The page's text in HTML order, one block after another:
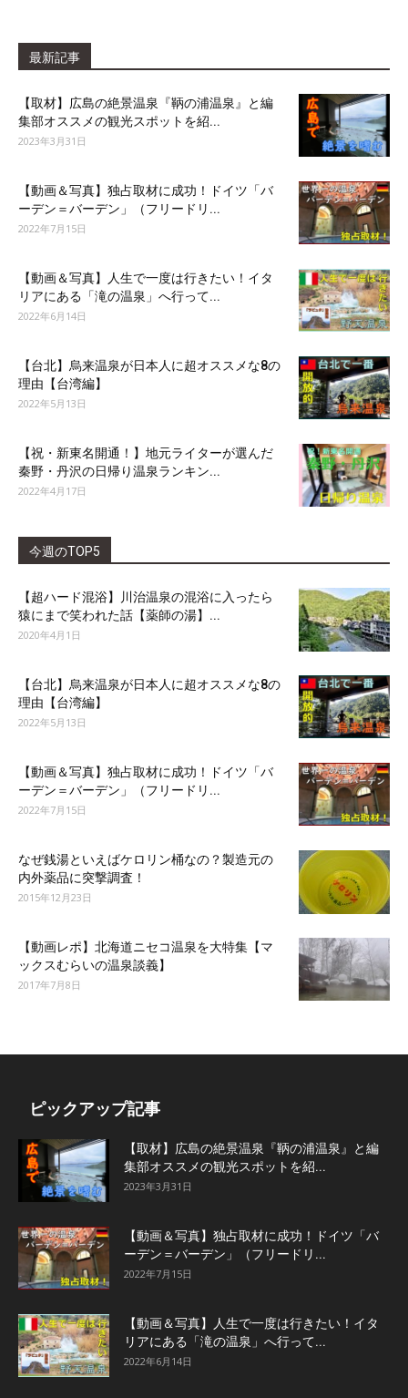
最新記事
【取材】広島の絶景温泉『鞆の浦温泉』と編
集部オススメの観光スポットを紹...
2023年3月31日
【動画＆写真】独占取材に成功！ドイツ「バ
ーデン＝バーデン」（フリードリ...
2022年7月15日
【動画＆写真】人生で一度は行きたい！イタ
リアにある「滝の温泉」へ行って...
2022年6月14日
【台北】烏来温泉が日本人に超オススメな8の
理由【台湾編】
2022年5月13日
【祝・新東名開通！】地元ライターが選んだ
秦野・丹沢の日帰り温泉ランキン...
2022年4月17日
今週のTOP5
【超ハード混浴】川治温泉の混浴に入ったら
猿にまで笑われた話【薬師の湯】...
2020年4月1日
【台北】烏来温泉が日本人に超オススメな8の
理由【台湾編】
2022年5月13日
【動画＆写真】独占取材に成功！ドイツ「バ
ーデン＝バーデン」（フリードリ...
2022年7月15日
なぜ銭湯といえばケロリン桶なの？製造元の
内外薬品に突撃調査！
2015年12月23日
【動画レポ】北海道ニセコ温泉を大特集【マ
ックスむらいの温泉談義】
2017年7月8日
ピックアップ記事
【取材】広島の絶景温泉『鞆の浦温泉』と編
集部オススメの観光スポットを紹...
2023年3月31日
【動画＆写真】独占取材に成功！ドイツ「バ
ーデン＝バーデン」（フリードリ...
2022年7月15日
【動画＆写真】人生で一度は行きたい！イタ
リアにある「滝の温泉」へ行って...
2022年6月14日